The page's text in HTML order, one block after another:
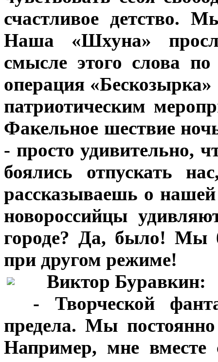
счастливое детство.
Наша «Шхуна»
смысле этого слова
операция
патриотическим
Факельное шествие
- просто удивительно,
боялись отпускать
рассказываешь о
новороссийцы
городе? Да, было! Мы
при другом режиме!
Виктор Буравкин:
- Творческой
предела. Мы
Например, мне вместе